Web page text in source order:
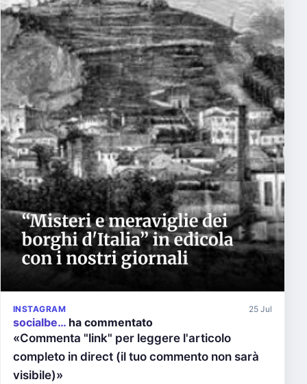
INSTAGRAM 25 Jul
socialbe… ha commentato
«Commenta "link" per leggere l'articolo
completo in direct (il tuo commento non sarà
visibile)»